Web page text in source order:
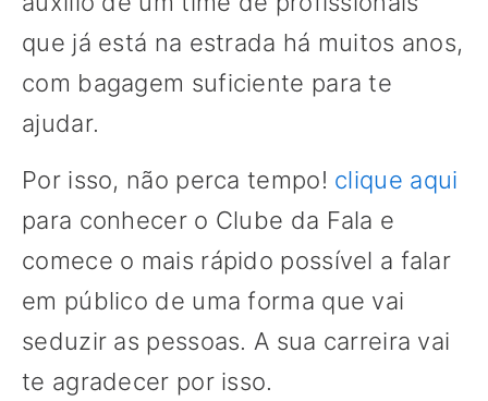
que já está na estrada há muitos anos,
com bagagem suficiente para te
ajudar.
Por isso, não perca tempo! clique aqui
para conhecer o Clube da Fala e
comece o mais rápido possível a falar
em público de uma forma que vai
seduzir as pessoas. A sua carreira vai
te agradecer por isso.